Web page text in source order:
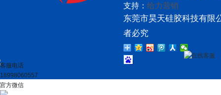
支持： 给力营销
东莞市昊天硅胶科技有限
者必究
在线客服
客服电话
18998060557
官方微信